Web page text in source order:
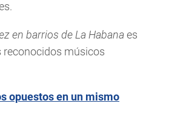
en barrios de La Habanaes
reconocidos músicos
opuestos en un mismo